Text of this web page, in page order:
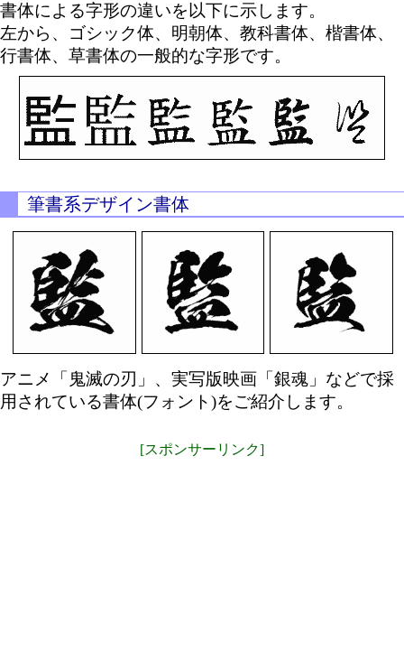
書体による字形の違いを以下に示します。
左から、ゴシック体、明朝体、教科書体、楷書体、
行書体、草書体の一般的な字形です。
筆書系デザイン書体
アニメ「鬼滅の刃」、実写版映画「銀魂」などで採
用されている書体(フォント)をご紹介します。
[スポンサーリンク]